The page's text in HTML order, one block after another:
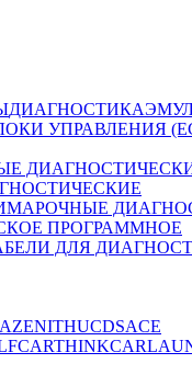
ДИАГНОСТИКА
УПРАВЛЕНИЯ
ПРОГРАММНОЕ
ДЛЯ
ZENITHUCDSACE
FCARTHINKCAR